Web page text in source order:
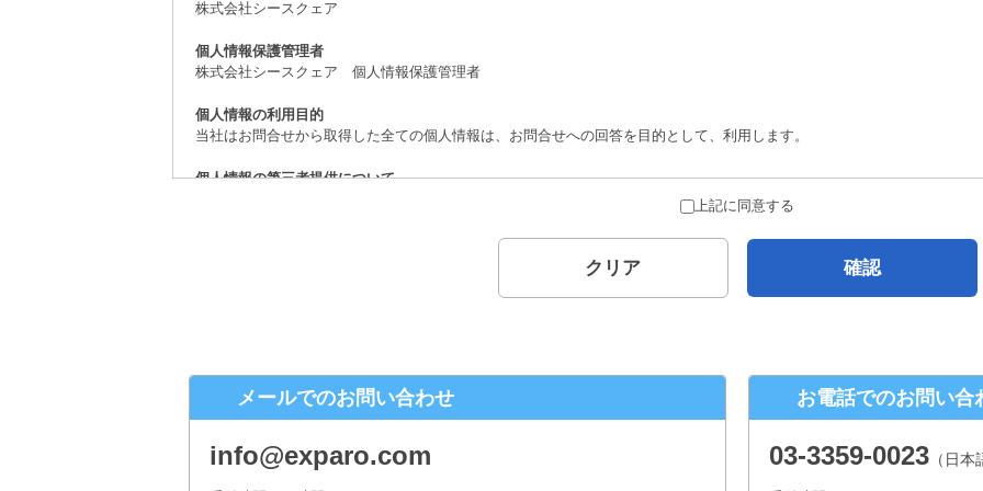
株式会社シースクェア
個人情報保護管理者
株式会社シースクェア 個人情報保護管理者
個人情報の利用目的
当社はお問合せから取得した全ての個人情報は、お問合せへの回答を目的として、利用します。
個人情報の第三者提供について
取得した個人情報は、法律上許されている場合を除き、ご本人の了解を得ることなく第三者に提供することはありません。
お問合せから取得した個人情報は委託することがありません。
株式会社シースクェア 個人情報お問合せ窓口
〒160-0023 東京都新宿区西新宿６丁目１２−１ パークウェストビル１３階
（受付時間は、平日9時～17時30分 但し、年末年始、夏季休暇は除きます。）
上記に同意する
クリア 確認
メールでのお問い合わせ
info@exparo.com
お電話でのお問い合
03-3359-0023 （日本